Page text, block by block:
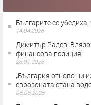
Българите се убедиха,
14.04.2026
Димитър Радев:
финансова позиция
26.01.2026
„България отново ни
еврозоната стана
05.06.2025